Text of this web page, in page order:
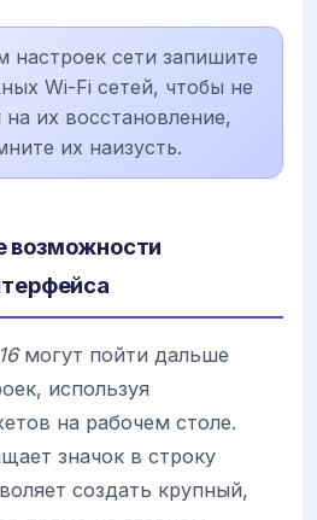
настроек сети запишите
Wi-Fi сетей, чтобы не
на их восстановление,
их наизусть.
возможности
могут пойти дальше
используя
на рабочем столе.
значок в строку
создать крупный,